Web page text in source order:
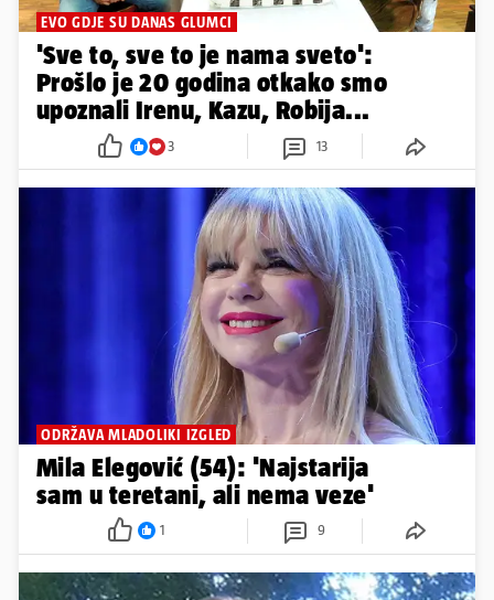
ODRŽAVA MLADOLIKI IZGLED
Mila Elegović (54): 'Najstarija
sam u teretani, ali nema veze'
9